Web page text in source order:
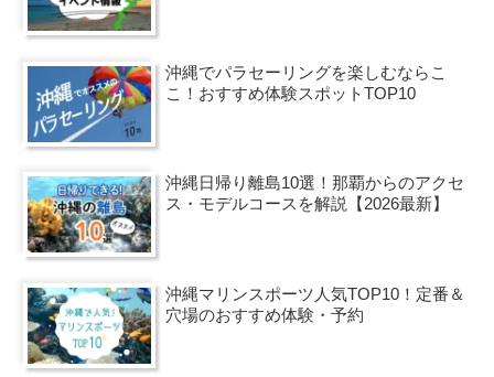
沖縄でパラセーリングを楽しむならこ
こ！おすすめ体験スポットTOP10
沖縄日帰り離島10選！那覇からのアクセ
ス・モデルコースを解説【2026最新】
沖縄マリンスポーツ人気TOP10！定番＆
穴場のおすすめ体験・予約